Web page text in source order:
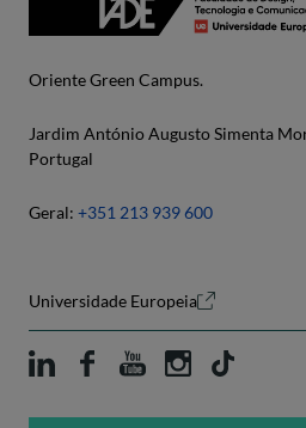
Oriente Green Campus.
Jardim António Augusto Simenta
Portugal
Geral: +351 213 939 600
Universidade Europeia